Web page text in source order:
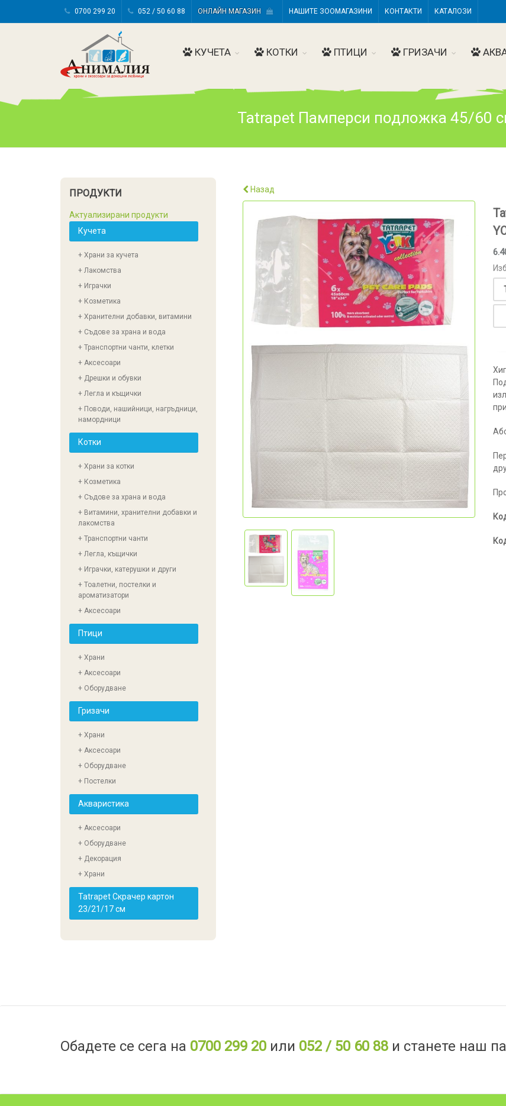
0700 299 20 052 / 50 60 88 ОНЛАЙН МАГАЗИН НАШИТЕ ЗООМАГАЗИНИ КОНТАКТИ КАТАЛОЗИ
КУЧЕТА КОТКИ ПТИЦИ ГРИЗАЧИ
Tatrapet Памперси подложка 45/60
Назад
ПРОДУКТИ
Актуализирани продукти
Кучета
+ Храни за кучета
+ Лакомства
+ Играчки
+ Козметика
+ Хранителни добавки, витамини
+ Съдове за храна и вода
+ Транспортни чанти, клетки
+ Аксесоари
+ Дрешки и обувки
+ Легла и къщички
+ Поводи, нашийници, нагръдници,
намордници
Котки
+ Храни за котки
+ Козметика
+ Съдове за храна и вода
+ Витамини, хранителни добавки и
лакомства
+ Транспортни чанти
+ Легла, къщички
+ Играчки, катерушки и други
+ Тоалетни, постелки и
ароматизатори
+ Аксесоари
Птици
+ Храни
+ Аксесоари
+ Оборудване
Гризачи
+ Храни
+ Аксесоари
+ Оборудване
+ Постелки
Акваристика
+ Аксесоари
+ Оборудване
+ Декорация
+ Храни
Tatrapet Скрачер картон
23/21/17 см
Обадете се сега на 0700 299 20или 052 / 50 60 88и станете наш